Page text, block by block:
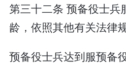
第三十二条 预备役士兵
龄，依照其他有关法律
预备役士兵达到服预备